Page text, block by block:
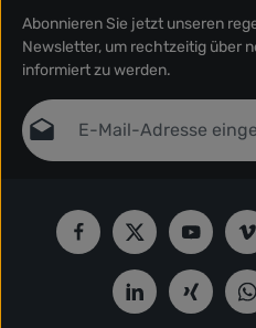
Abonnieren Sie jetzt unseren
Newsletter, um rechtzeitig über
informiert zu werden.
E-Mail-Adresse*
Ich habe die
genommen und die AGB
einverstanden.